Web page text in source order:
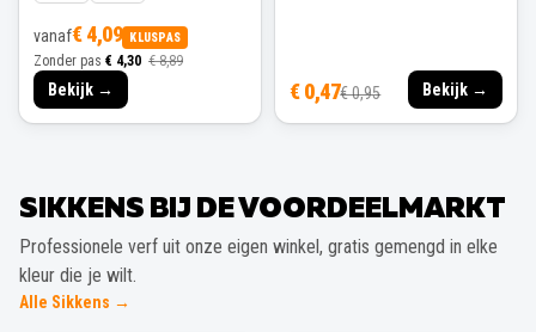
vanaf€ 4,09 KLUSPAS
Zonder pas € 4,30 € 8,89
Bekijk → € 0,47€ 0,95 Bekijk →
SIKKENS BIJ DE VOORDEELMARKT
Professionele verf uit onze eigen winkel, gratis gemengd in elke
kleur die je wilt.
Alle Sikkens →